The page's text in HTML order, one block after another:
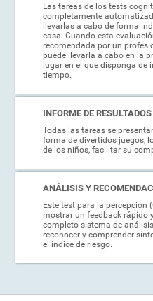
Las tareas de los tests
completamente
llevarlas a cabo de forma
casa. Cuando esta
recomendada por un
puede llevarla a cabo en la
lugar en el que disponga de
tiempo.
INFORME DE
Todas las tareas se
forma de divertidos juegos,
de los niños, facilitar su
ANÁLISIS Y
Este test para la percepción
mostrar un feedback rápido
completo sistema de
reconocer y comprender
el índice de riesgo.